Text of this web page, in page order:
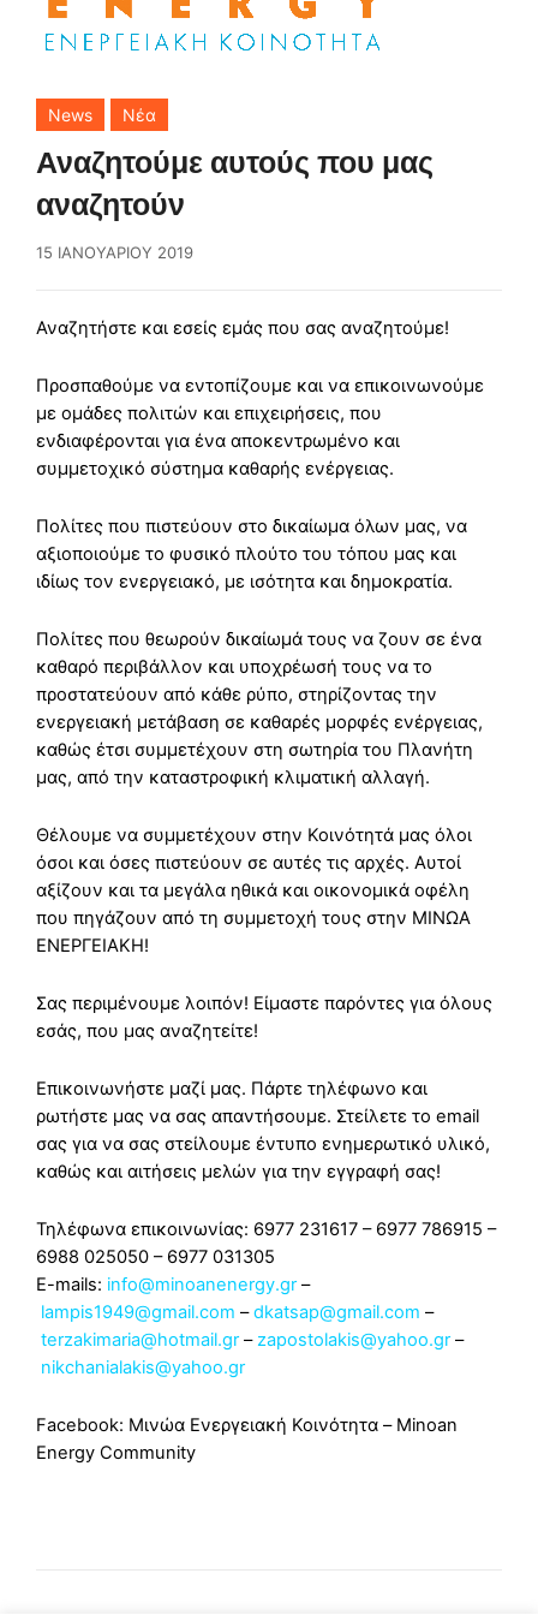
News Νέα
Αναζητούμε αυτούς που μας
αναζητούν
15 ΙΑΝΟΥΑΡΊΟΥ 2019
Αναζητήστε και εσείς εμάς που σας αναζητούμε!
Προσπαθούμε να εντοπίζουμε και να επικοινωνούμε
με ομάδες πολιτών και επιχειρήσεις, που
ενδιαφέρονται για ένα αποκεντρωμένο και
συμμετοχικό σύστημα καθαρής ενέργειας.
Πολίτες που πιστεύουν στο δικαίωμα όλων μας, να
αξιοποιούμε το φυσικό πλούτο του τόπου μας και
ιδίως τον ενεργειακό, με ισότητα και δημοκρατία.
Πολίτες που θεωρούν δικαίωμά τους να ζουν σε ένα
καθαρό περιβάλλον και υποχρέωσή τους να το
προστατεύουν από κάθε ρύπο, στηρίζοντας την
ενεργειακή μετάβαση σε καθαρές μορφές ενέργειας,
καθώς έτσι συμμετέχουν στη σωτηρία του Πλανήτη
μας, από την καταστροφική κλιματική αλλαγή.
Θέλουμε να συμμετέχουν στην Κοινότητά μας όλοι
όσοι και όσες πιστεύουν σε αυτές τις αρχές. Αυτοί
αξίζουν και τα μεγάλα ηθικά και οικονομικά οφέλη
που πηγάζουν από τη συμμετοχή τους στην ΜΙΝΩΑ
ΕΝΕΡΓΕΙΑΚΗ!
Σας περιμένουμε λοιπόν! Είμαστε παρόντες για όλους
εσάς, που μας αναζητείτε!
Επικοινωνήστε μαζί μας. Πάρτε τηλέφωνο και
ρωτήστε μας να σας απαντήσουμε. Στείλετε το email
σας για να σας στείλουμε έντυπο ενημερωτικό υλικό,
καθώς και αιτήσεις μελών για την εγγραφή σας!
Τηλέφωνα επικοινωνίας: 6977 231617 – 6977 786915 –
6988 025050 – 6977 031305
E-mails: info@minoanenergy.gr–
lampis1949@gmail.com –dkatsap@gmail.com –
terzakimaria@hotmail.gr–zapostolakis@yahoo.gr–
nikchanialakis@yahoo.gr
Facebook: Μινώα Ενεργειακή Κοινότητα – Minoan
Energy Community